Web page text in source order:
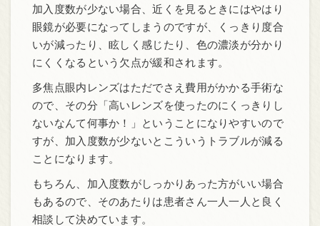
加入度数が少ない場合、近くを見るときにはやはり
眼鏡が必要になってしまうのですが、くっきり度合
いが減ったり、眩しく感じたり、色の濃淡が分かり
にくくなるという欠点が緩和されます。
多焦点眼内レンズはただでさえ費用がかかる手術な
ので、その分「高いレンズを使ったのにくっきりし
ないなんて何事か！」ということになりやすいので
すが、加入度数が少ないとこういうトラブルが減る
ことになります。
もちろん、加入度数がしっかりあった方がいい場合
もあるので、そのあたりは患者さん一人一人と良く
相談して決めています。